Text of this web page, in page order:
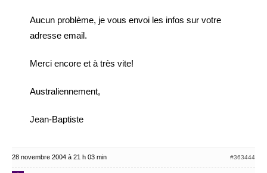
Aucun problème, je vous envoi les infos sur votre
adresse email.
Merci encore et à très vite!
Australiennement,
Jean-Baptiste
28 novembre 2004 à 21 h 03 min #363444